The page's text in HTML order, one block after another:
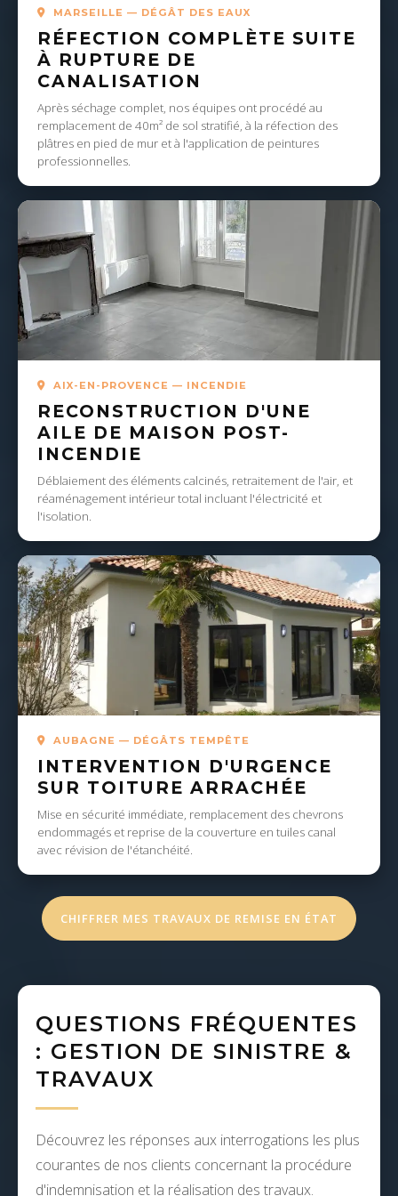
MARSEILLE — DÉGÂT DES EAUX
RÉFECTION COMPLÈTE SUITE
À RUPTURE DE
CANALISATION
Après séchage complet, nos équipes ont procédé au
remplacement de 40m² de sol stratifié, à la réfection des
plâtres en pied de mur et à l'application de peintures
professionnelles.
AIX-EN-PROVENCE — INCENDIE
RECONSTRUCTION D'UNE
AILE DE MAISON POST-
INCENDIE
Déblaiement des éléments calcinés, retraitement de l'air, et
réaménagement intérieur total incluant l'électricité et
l'isolation.
AUBAGNE — DÉGÂTS TEMPÊTE
INTERVENTION D'URGENCE
SUR TOITURE ARRACHÉE
Mise en sécurité immédiate, remplacement des chevrons
endommagés et reprise de la couverture en tuiles canal
avec révision de l'étanchéité.
CHIFFRER MES TRAVAUX DE REMISE EN ÉTAT
QUESTIONS FRÉQUENTES
: GESTION DE SINISTRE &
TRAVAUX
Découvrez les réponses aux interrogations les plus
courantes de nos clients concernant la procédure
d'indemnisation et la réalisation des travaux.